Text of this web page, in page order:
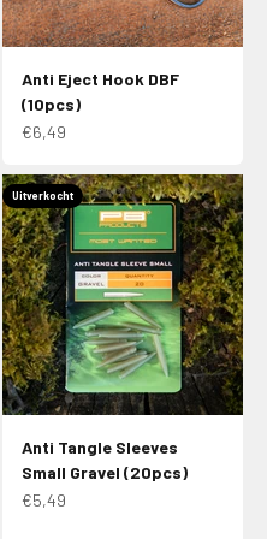
Anti Eject Hook DBF
(10pcs)
Aanbiedingsprijs
€6,49
Uitverkocht
Anti Tangle Sleeves
Small Gravel (20pcs)
Aanbiedingsprijs
€5,49